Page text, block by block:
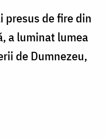
presus de fire din
a luminat lumea
de Dumnezeu,